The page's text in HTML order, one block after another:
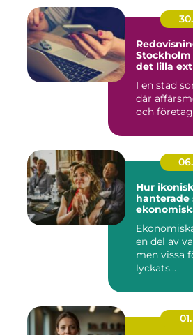
det lilla
I en stad
där
och
Hur
hanterade
en del av
men vissa
lyckats...